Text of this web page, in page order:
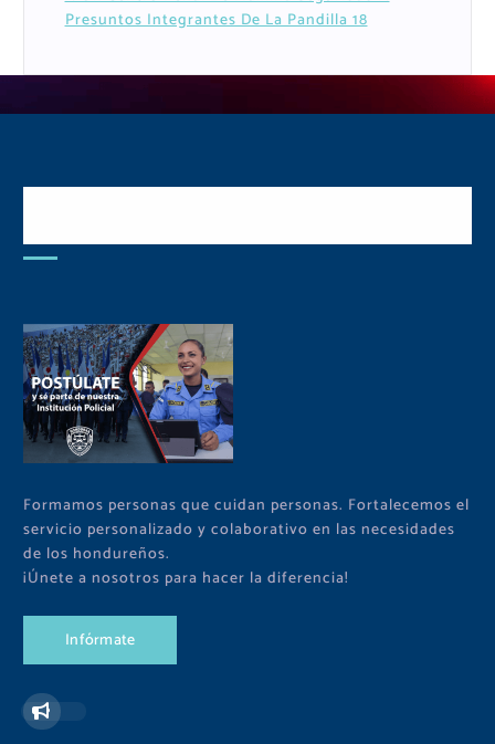
Presuntos Integrantes De La Pandilla 18
Formamos personas que cuidan personas. Fortalecemos el
servicio personalizado y colaborativo en las necesidades
de los hondureños.
¡Únete a nosotros para hacer la diferencia!
Infórmate